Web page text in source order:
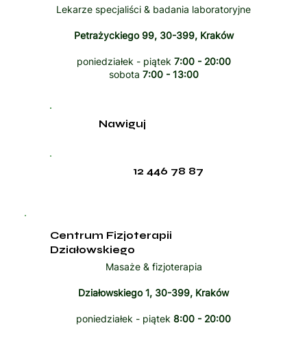
Lekarze specjaliści & badania laboratoryjne
Petrażyckiego 99, 30-399, Kraków
poniedziałek - piątek 7:00 - 20:00
sobota 7:00 - 13:00
12 446 78 87
Nawiguj
Centrum Fizjoterapii
Działowskiego
Masaże & fizjoterapia
Działowskiego 1, 30-399, Kraków
poniedziałek - piątek 8:00 - 20:00